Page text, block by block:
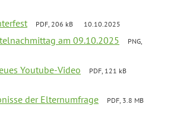
PDF, 206 kB 10.10.2025
am 09.10.2025
PNG,
Youtube-Video
PDF, 121 kB
der Elternumfrage
PDF, 3.8 MB